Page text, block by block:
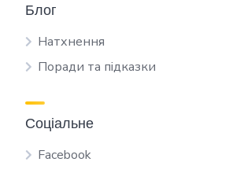
Блог
Натхнення
Поради та підказки
Соціальне
Facebook